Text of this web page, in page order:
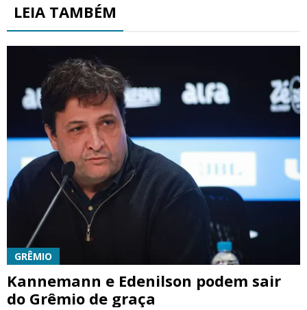
LEIA TAMBÉM
GRÊMIO
Kannemann e Edenilson podem sair
do Grêmio de graça